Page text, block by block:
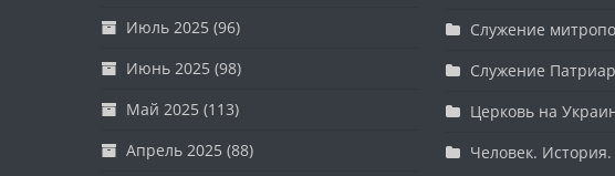
Июль 2025 (96)
Июнь 2025 (98)
Май 2025 (113)
Апрель 2025 (88)
Служение
Служение
Церковь на
Человек.